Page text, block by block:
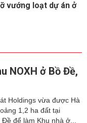
vướng loạt dự án ở
NOXH ở Bồ Đề,
Holdings vừa được Hà
1,2 ha đất tại
để làm Khu nhà ở...